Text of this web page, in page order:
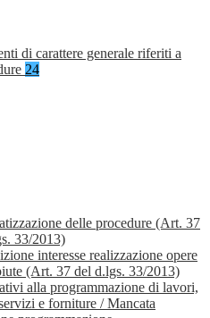
di carattere generale riferiti a
24
delle procedure (Art. 37
33/2013)
interesse realizzazione opere
(Art. 37 del d.lgs. 33/2013)
alla programmazione di lavori,
e forniture / Mancata